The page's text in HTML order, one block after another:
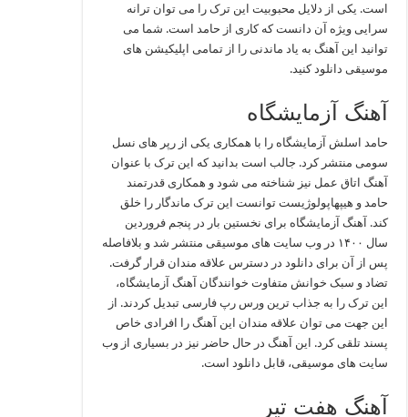
است. یکی از دلایل محبوبیت این ترک را می توان ترانه
سرایی ویژه آن دانست که کاری از حامد است. شما می
توانید این آهنگ به یاد ماندنی را از تمامی اپلیکیشن های
موسیقی دانلود کنید.
آهنگ آزمایشگاه
حامد اسلش آزمایشگاه را با همکاری یکی از رپر های نسل
سومی منتشر کرد. جالب است بدانید که این ترک با عنوان
آهنگ اتاق عمل نیز شناخته می شود و همکاری قدرتمند
حامد و هیپهاپولوژیست توانست این ترک ماندگار را خلق
کند. آهنگ آزمایشگاه برای نخستین بار در پنجم فروردین
سال ۱۴۰۰ در وب سایت های موسیقی منتشر شد و بلافاصله
پس از آن برای دانلود در دسترس علاقه مندان قرار گرفت.
تضاد و سبک خوانش متفاوت خوانندگان آهنگ آزمایشگاه،
این ترک را به جذاب ترین ورس رپ فارسی تبدیل کردند. از
این جهت می توان علاقه مندان این آهنگ را افرادی خاص
پسند تلقی کرد. این آهنگ در حال حاضر نیز در بسیاری از وب
سایت های موسیقی، قابل دانلود است.
آهنگ هفت تیر